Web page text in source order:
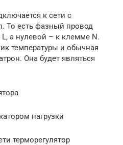
к сети с
То есть фазный провод
а нулевой – к клемме N.
температуры и обычная
Она будет являться
нагрузки
терморегулятор